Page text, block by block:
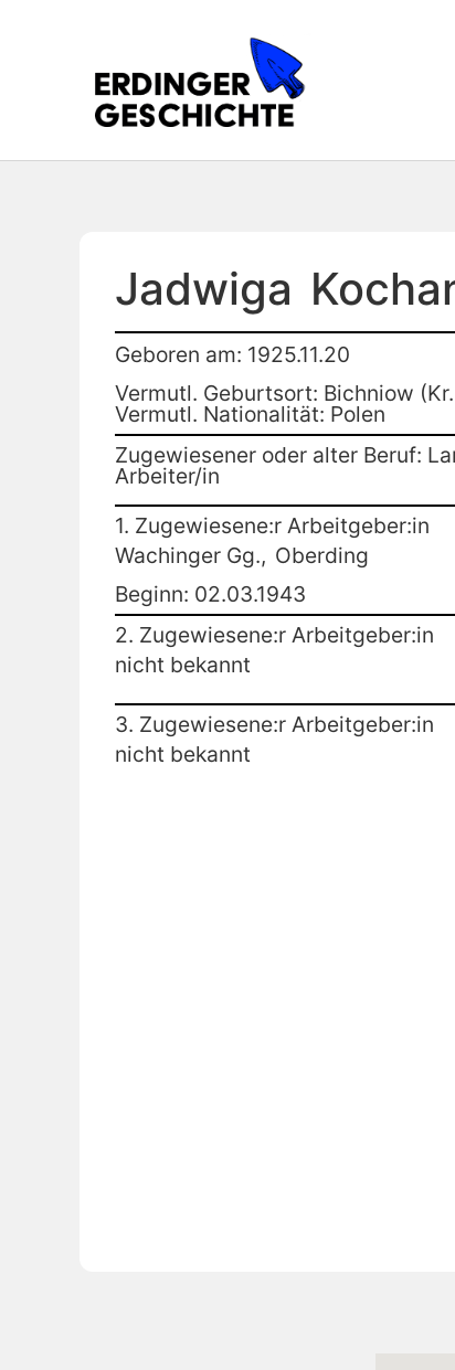
Jadwiga
Geboren am: 1925.11.20
Vermutl. Geburtsort: Bichniow
Vermutl. Nationalität: Polen
Zugewiesener oder alter Beruf:
Arbeiter/in
1. Zugewiesene:r Arbeitgeber:in
Wachinger Gg., Oberding
Beginn: 02.03.1943
2. Zugewiesene:r Arbeitgeber:in
nicht bekannt
3. Zugewiesene:r Arbeitgeber:in
nicht bekannt